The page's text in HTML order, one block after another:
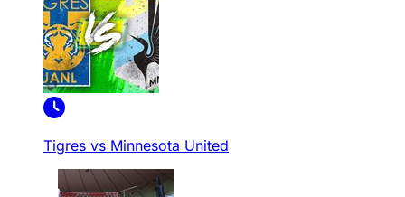
Tigres vs Minnesota United